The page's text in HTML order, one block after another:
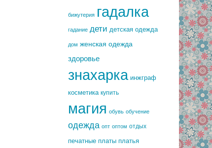
бижутерия гадалка
гадание дети детская одежда
дом женская одежда
здоровье
знахарка инжграф
косметика купить
магия обувь обучение
одежда опт оптом отдых
печатные платы платья